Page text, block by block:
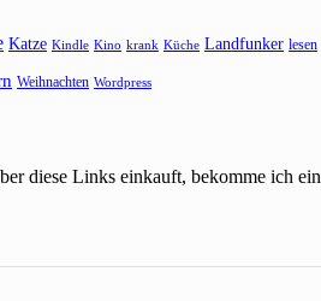
Katze Kindle Kino krank Küche Landfunker lesen
Weihnachten Wordpress
diese Links einkauft, bekomme ich